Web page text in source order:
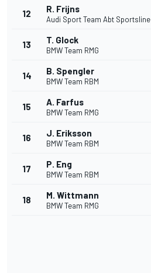
12 R. Frijns
Audi Sport Team Abt Sportsline
13 T. Glock
BMW Team RMG
14 B. Spengler
BMW Team RBM
15 A. Farfus
BMW Team RMG
16 J. Eriksson
BMW Team RBM
17 P. Eng
BMW Team RBM
18 M. Wittmann
BMW Team RMG